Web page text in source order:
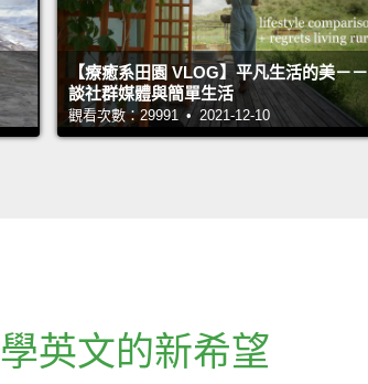
【療癒系田園 VLOG】平凡生活的美－－
談社群媒體與簡單生活
觀看次數：29991 • 2021-12-10
學英文的新希望